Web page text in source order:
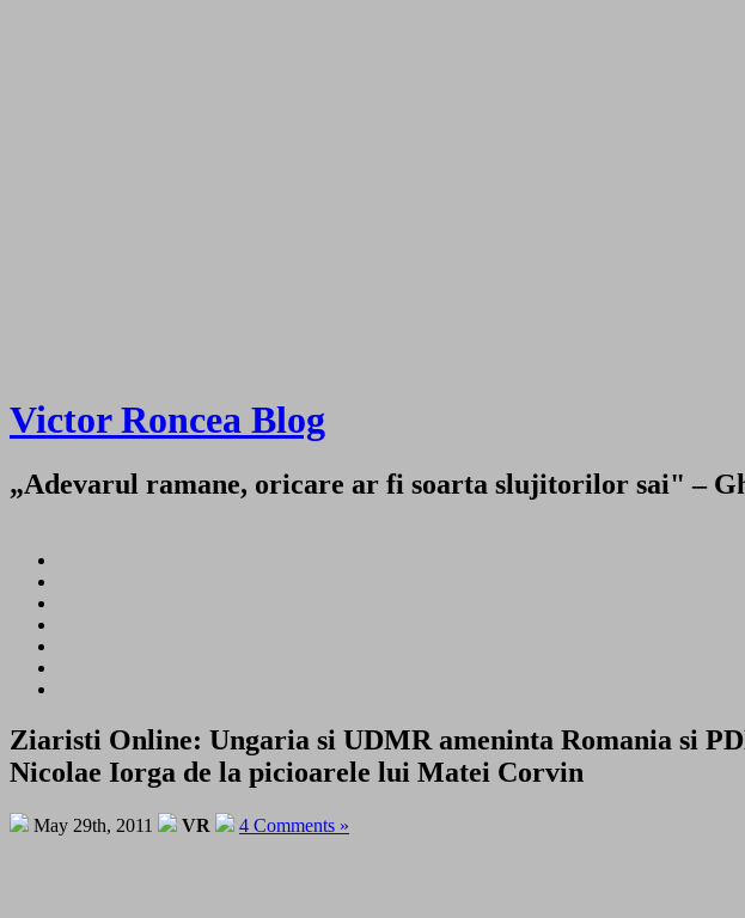
Victor Roncea Blog
„Adevarul ramane, oricare ar fi soarta slujitorilor sai" –
Ziaristi Online: Ungaria si UDMR ameninta Romania si
Nicolae Iorga de la picioarele lui Matei Corvin
May 29th, 2011 VR 4 Comments »